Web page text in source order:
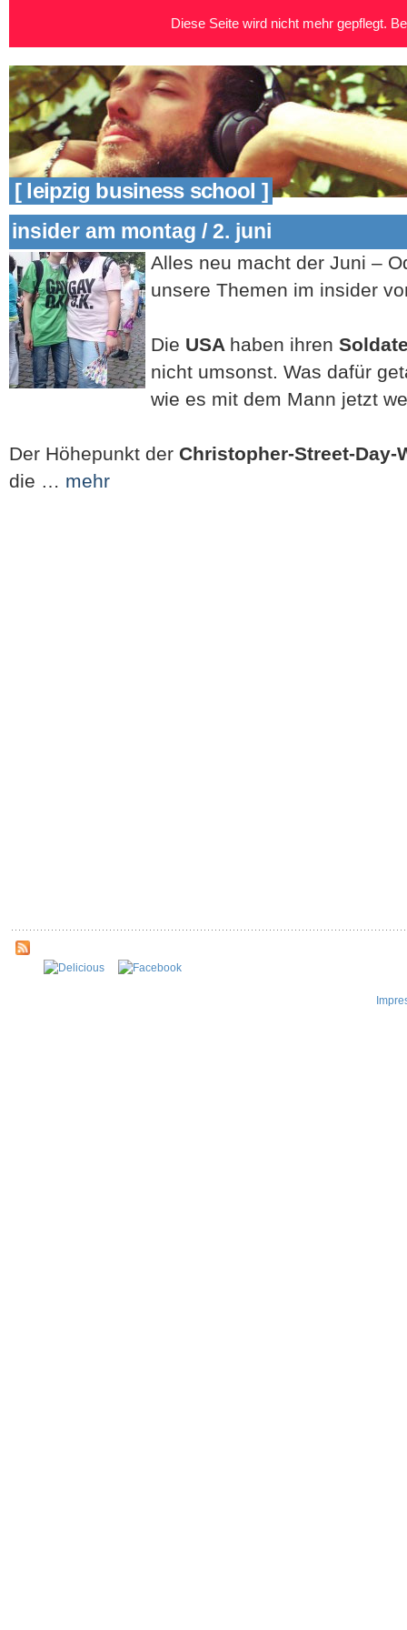
[ leipzig business school ]
insider am montag / 2. juni
Alles neu macht der Juni –
unsere Themen im insider
Die USA haben ihren
nicht umsonst. Was dafür
wie es mit dem Mann jetzt
Der Höhepunkt der Christopher-Street-Day-
die … mehr
Diese Seite wird nicht mehr gepflegt.